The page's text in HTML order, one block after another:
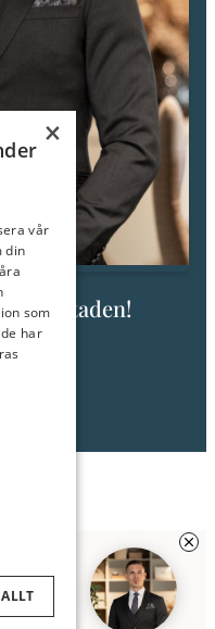
bostaden!
Partner
×
vår
din
som
har